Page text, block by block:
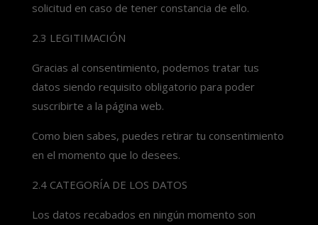
solicitud en caso de tener constancia de ello.
2.3 LEGITIMACIÓN
Gracias al consentimiento, podemos tratar tus
datos siendo requisito obligatorio para poder
suscribirte a la página web.
Como bien sabes, puedes retirar tu consentimiento
en el momento que lo desees.
2.4 CATEGORÍA DE LOS DATOS
Los datos recabados en ningún momento son